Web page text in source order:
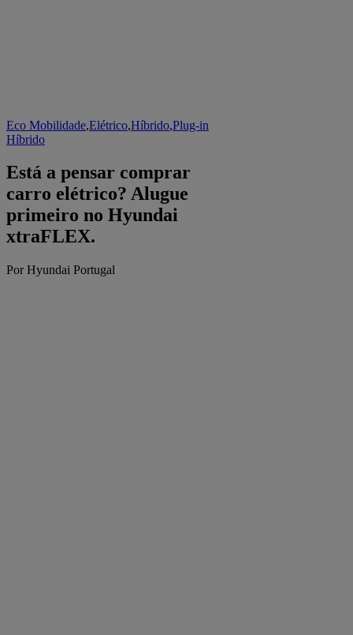
Eco Mobilidade,Elétrico,Híbrido,Plug-in
Híbrido
Está a pensar comprar
carro elétrico? Alugue
primeiro no Hyundai
xtraFLEX.
Por Hyundai Portugal